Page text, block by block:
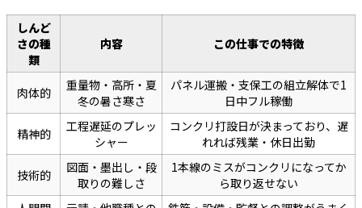
しんど
さの種
類
内容 この仕事での特徴
肉体的
重量物・高所・夏
冬の暑さ寒さ
パネル運搬・支保工の組立解体で1
日中フル稼働
精神的
工程遅延のプレッ
シャー
コンクリ打設日が決まっており、遅
れれば残業・休日出勤
技術的
図面・墨出し・段
取りの難しさ
1本線のミスがコンクリになってか
ら取り返せない